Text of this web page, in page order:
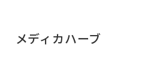
メディカハーブ